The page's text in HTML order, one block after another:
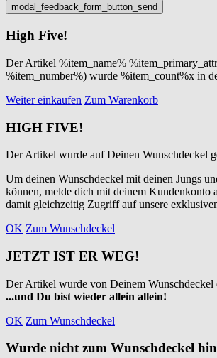
High Five!
Der Artikel %item_name%
%item_number%) wurde %item_count%x in
Weiter einkaufen Zum Warenkorb
HIGH FIVE!
Der Artikel wurde auf Deinen Wunschdeckel
Um deinen Wunschdeckel mit deinen Jungs
können, melde dich mit deinem Kundenkonto
damit gleichzeitig Zugriff auf unsere
OK Zum Wunschdeckel
JETZT IST ER WEG!
Der Artikel wurde von Deinem Wunschdeckel
...und Du bist wieder allein allein!
OK Zum Wunschdeckel
Wurde nicht zum Wunschdeckel